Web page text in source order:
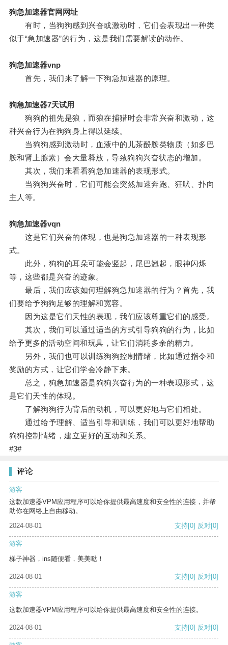
狗急加速器官网网址
有时，当狗狗感到兴奋或激动时，它们会表现出一种类
似于“急加速器”的行为，这是我们需要解读的动作。
狗急加速器vnp
首先，我们来了解一下狗急加速器的原理。
狗急加速器7天试用
狗狗的祖先是狼，而狼在捕猎时会非常兴奋和激动，这
种兴奋行为在狗狗身上得以延续。
当狗狗感到激动时，血液中的儿茶酚胺类物质（如多巴
胺和肾上腺素）会大量释放，导致狗狗兴奋状态的增加。
其次，我们来看看狗急加速器的表现形式。
当狗狗兴奋时，它们可能会突然加速奔跑、狂吠、扑向
主人等。
狗急加速器vqn
这是它们兴奋的体现，也是狗急加速器的一种表现形
式。
此外，狗狗的耳朵可能会竖起，尾巴翘起，眼神闪烁
等，这些都是兴奋的迹象。
最后，我们应该如何理解狗急加速器的行为？首先，我
们要给予狗狗足够的理解和宽容。
因为这是它们天性的表现，我们应该尊重它们的感受。
其次，我们可以通过适当的方式引导狗狗的行为，比如
给予更多的活动空间和玩具，让它们消耗多余的精力。
另外，我们也可以训练狗狗控制情绪，比如通过指令和
奖励的方式，让它们学会冷静下来。
总之，狗急加速器是狗狗兴奋行为的一种表现形式，这
是它们天性的体现。
了解狗狗行为背后的动机，可以更好地与它们相处。
通过给予理解、适当引导和训练，我们可以更好地帮助
狗狗控制情绪，建立更好的互动和关系。
#3#
评论
游客
这款加速器VPM应用程序可以给你提供最高速度和安全性的连接，并帮
助你在网络上自由移动。
2024-08-01
支持[0] 反对[0]
游客
梯子神器，ins随便看，美美哒！
2024-08-01 支持[0] 反对[0]
游客
这款加速器VPM应用程序可以给你提供最高速度和安全性的连接。
2024-08-01 支持[0] 反对[0]